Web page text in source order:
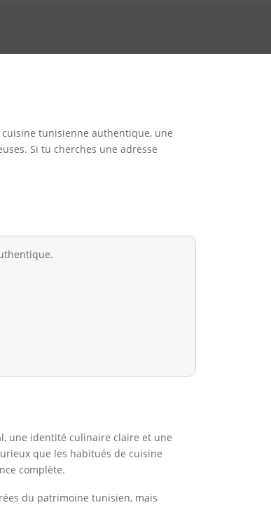
tunisienne authentique, une
Si tu cherches une adresse
une identité culinaire claire et une
que les habitués de cuisine
complète.
du patrimoine tunisien, mais